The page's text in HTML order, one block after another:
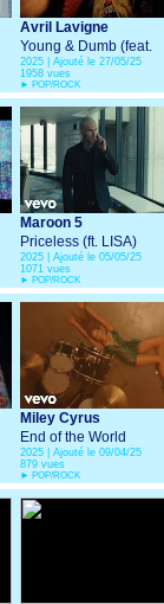
Avril Lavigne
Young & Dumb (feat.
Simple Plan)
2025 | Ajouté le 27/05/25
1958 vues
► POP/ROCK
Maroon 5
Priceless (ft. LISA)
2025 | Ajouté le 05/05/25
1071 vues
► POP/ROCK
Miley Cyrus
End of the World
2025 | Ajouté le 09/04/25
879 vues
► POP/ROCK